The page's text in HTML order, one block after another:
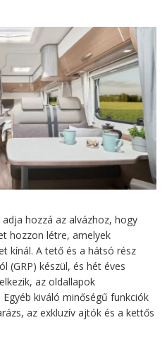
hozzá az alvázhoz, hogy
hozzon létre, amelyek
kínál. A tető és a hátsó rész
(GRP) készül, és hét éves
az oldallapok
kiváló minőségű funkciók
az exkluzív ajtók és a kettős